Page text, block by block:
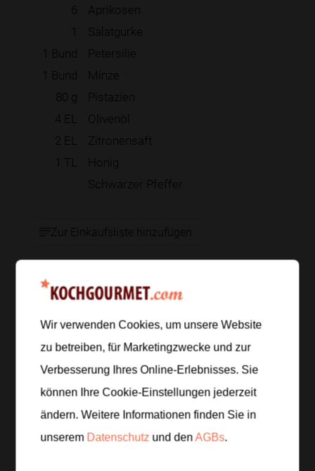
6
Aprikosen
1
Salatgurke
1 Bund
Petersilie
1 Bund
Minze
80 g
Pistazien
4 EL
Olivenöl
2 EL
Zitronensaft
1 TL
Honig
Schwarzer Pfeffer
Zur Einkaufsliste hinzufügen
Zubereitung
Schritt 1/6
Bereite den Bulgur nach Packungsangabe in
gesalzenem Wasser zu. Lockere ihn danach mit
einer Gabel auf und lasse ihn vollständig abkühlen.
Schritt 2/6
Wir verwenden Cookies, um unsere Website
zu betreiben, für Marketingzwecke und zur
Verbesserung Ihres Online-Erlebnisses. Sie
können Ihre Cookie-Einstellungen jederzeit
ändern. Weitere Informationen finden Sie in
unserem Datenschutz und denAGBs.